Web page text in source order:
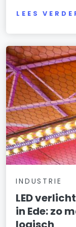
LEES
INDUSTRIE
LED
in Ede: zo